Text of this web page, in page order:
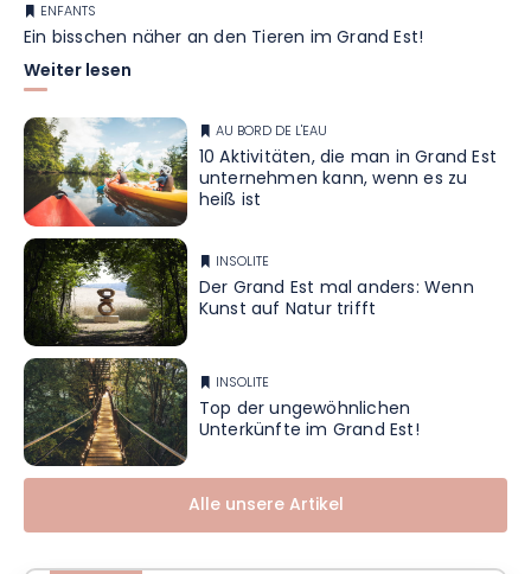
ENFANTS
Ein bisschen näher an den Tieren im Grand Est!
Weiter lesen
AU BORD DE L'EAU
10 Aktivitäten, die man in Grand Est
unternehmen kann, wenn es zu
heiß ist
INSOLITE
Der Grand Est mal anders: Wenn
Kunst auf Natur trifft
INSOLITE
Top der ungewöhnlichen
Unterkünfte im Grand Est!
Alle unsere Artikel